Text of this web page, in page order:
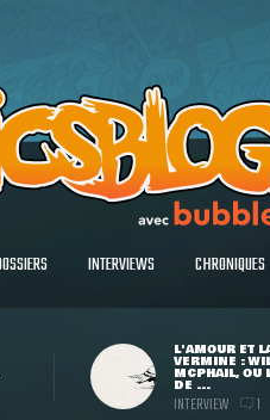
INTERVIEWS CHRONIQUES
L'AMOUR ET
VERMINE :
MCPHAIL, OU
DE ...
INTERVIEW 1